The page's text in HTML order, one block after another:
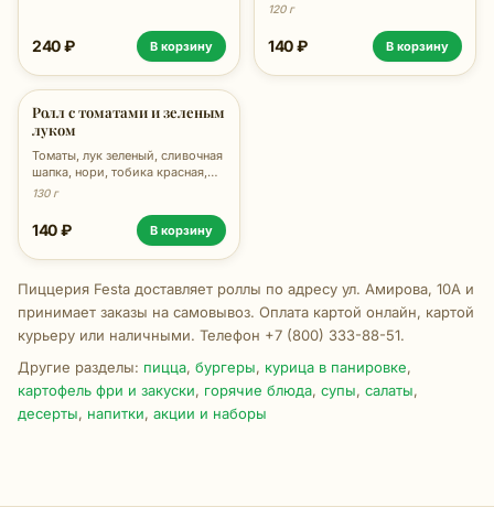
240 ₽ В корзину
120 г
140 ₽ В корзину
Ролл с томатами и зеленым
луком
Томаты, лук зеленый, сливочная
шапка, нори, тобика красная,
рис, 130г
130 г
140 ₽ В корзину
Пиццерия Festa доставляет роллы по адресу ул. Амирова, 10А и
принимает заказы на самовывоз. Оплата картой онлайн, картой
курьеру или наличными. Телефон +7 (800) 333-88-51.
Другие разделы: пицца, бургеры, курица в панировке,
картофель фри и закуски, горячие блюда, супы, салаты,
десерты, напитки, акции и наборы